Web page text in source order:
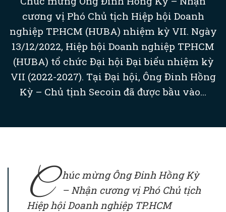
cương vị Phó Chủ tịch Hiệp hội Doanh
nghiệp TP.HCM (HUBA) nhiệm kỳ VII. Ngày
13/12/2022, Hiệp hội Doanh nghiệp TP.HCM
(HUBA) tổ chức Đại hội Đại biểu nhiệm kỳ
VII (2022-2027). Tại Đại hội, Ông Đinh Hồng
Kỳ – Chủ tịnh Secoin đã được bầu vào...
C
húc mừng Ông Đinh Hồng Kỳ
– Nhận cương vị Phó Chủ tịch
Hiệp hội Doanh nghiệp TP.HCM